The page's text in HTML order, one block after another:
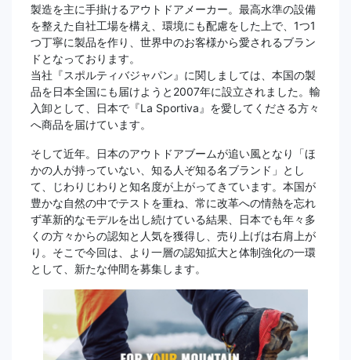
製造を主に手掛けるアウトドアメーカー。最高水準の設備
を整えた自社工場を構え、環境にも配慮をした上で、1つ1
つ丁寧に製品を作り、世界中のお客様から愛されるブラン
ドとなっております。
当社『スポルティバジャパン』に関しましては、本国の製
品を日本全国にも届けようと2007年に設立されました。輸
入卸として、日本で『La Sportiva』を愛してくださる方々
へ商品を届けています。
そして近年。日本のアウトドアブームが追い風となり「ほ
かの人が持っていない、知る人ぞ知る名ブランド」とし
て、じわりじわりと知名度が上がってきています。本国が
豊かな自然の中でテストを重ね、常に改革への情熱を忘れ
ず革新的なモデルを出し続けている結果、日本でも年々多
くの方々からの認知と人気を獲得し、売り上げは右肩上が
り。そこで今回は、より一層の認知拡大と体制強化の一環
として、新たな仲間を募集します。